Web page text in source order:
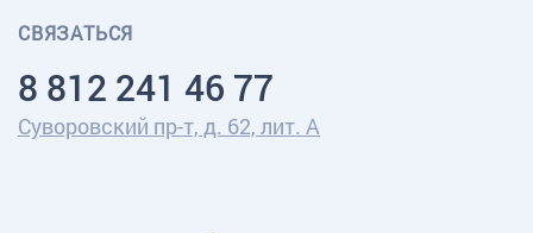
СВЯЗАТЬСЯ
8 812 241 46 77
Суворовский пр-т, д. 62, лит. А